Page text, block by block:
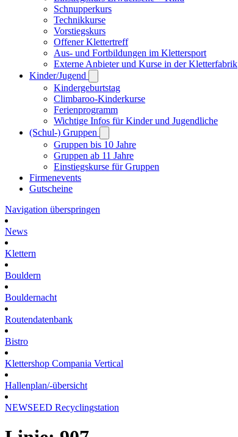
Schnupperkurs
Technikkurse
Vorstiegskurs
Offener Klettertreff
Aus- und Fortbildungen im Klettersport
Externe Anbieter und Kurse in der Kletterfabrik
Kinder/Jugend
Kindergeburtstag
Climbaroo-Kinderkurse
Ferienprogramm
Wichtige Infos für Kinder und Jugendliche
(Schul-) Gruppen
Gruppen bis 10 Jahre
Gruppen ab 11 Jahre
Einstiegskurse für Gruppen
Firmenevents
Gutscheine
Navigation überspringen
News
Klettern
Bouldern
Bouldernacht
Routendatenbank
Bistro
Klettershop Compania Vertical
Hallenplan/-übersicht
NEWSEED Recyclingstation